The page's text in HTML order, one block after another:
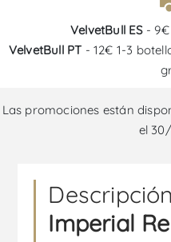
VelvetBull ES- 9€
VelvetBull PT - 12€ 1-3
Las promociones están
el
Imperial